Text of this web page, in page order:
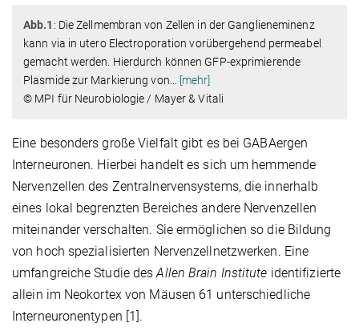
Abb.1 : Die Zellmembran von Zellen in der Ganglieneminenz
kann via in utero Electroporation vorübergehend permeabel
gemacht werden. Hierdurch können GFP-exprimierende
Plasmide zur Markierung von
[mehr]
© MPI für Neurobiologie / Mayer & Vitali
Eine besonders große Vielfalt gibt es bei GABAergen
Interneuronen. Hierbei handelt es sich um hemmende
Nervenzellen des Zentralnervensystems, die innerhalb
eines lokal begrenzten Bereiches andere Nervenzellen
miteinander verschalten. Sie ermöglichen so die Bildung
von hoch spezialisierten Nervenzellnetzwerken. Eine
umfangreiche Studie desAllen Brain Institute identifizierte
allein im Neokortex von Mäusen 61 unterschiedliche
Interneuronentypen [1].